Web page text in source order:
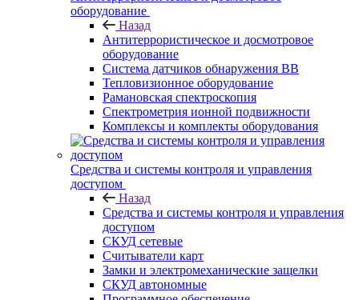
оборудование
Назад
Антитеррористическое и досмотровое
оборудование
Cистема датчиков обнаружения ВВ
Тепловизионное оборудование
Рамановская спектроскопия
Спектрометрия ионной подвижности
Комплексы и комплекты оборудования
Средства и системы контроля и управления
доступом
Назад
Средства и системы контроля и управления
доступом
СКУД сетевые
Считыватели карт
Замки и электромеханические защелки
СКУД автономные